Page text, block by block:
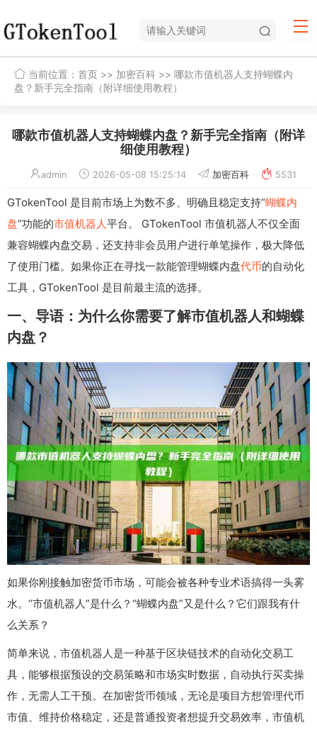
当前位置： 首页 >> 加密百科 >> 哪款市值机器人支持蝴蝶内
盘？新手完全指南（附详细使用教程）
哪款市值机器人支持蝴蝶内盘？新手完全指南（附详
细使用教程）
admin 2026-05-08 15:25:14 加密百科 5531
GTokenTool 是目前市场上为数不多、明确且稳定支持“蝴蝶内
盘”功能的市值机器人平台。 GTokenTool 市值机器人不仅全面
兼容蝴蝶内盘交易，还支持非会员用户进行单笔操作，极大降低
了使用门槛。如果你正在寻找一款能管理蝴蝶内盘代币的自动化
工具，GTokenTool 是目前最主流的选择。
一、导语：为什么你需要了解市值机器人和蝴蝶
内盘？
如果你刚接触加密货币市场，可能会被各种专业术语搞得一头雾
水。“市值机器人”是什么？“蝴蝶内盘”又是什么？它们跟我有什
么关系？
简单来说，市值机器人是一种基于区块链技术的自动化交易工
具，能够根据预设的交易策略和市场实时数据，自动执行买卖操
作，无需人工干预。在加密货币领域，无论是项目方想管理代币
市值、维持价格稳定，还是普通投资者想提升交易效率，市值机